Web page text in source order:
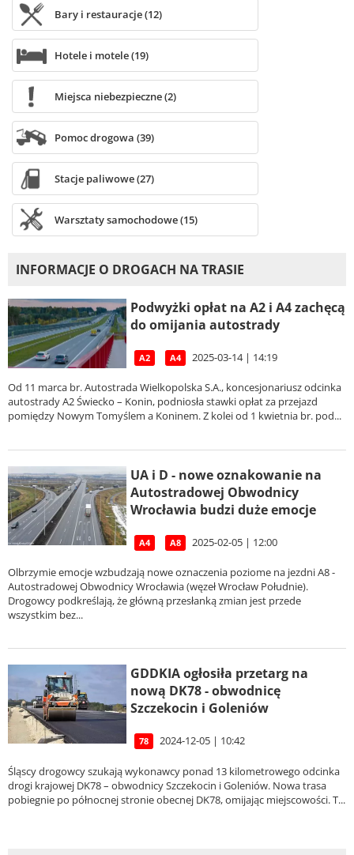
Bary i restauracje (12)
Hotele i motele (19)
Miejsca niebezpieczne (2)
Pomoc drogowa (39)
Stacje paliwowe (27)
Warsztaty samochodowe (15)
INFORMACJE O DROGACH NA TRASIE
Podwyżki opłat na A2 i A4 zachęcą
do omijania autostrady
A2 A4 2025-03-14 | 14:19
Od 11 marca br. Autostrada Wielkopolska S.A., koncesjonariusz odcinka
autostrady A2 Świecko – Konin, podniosła stawki opłat za przejazd
pomiędzy Nowym Tomyślem a Koninem. Z kolei od 1 kwietnia br. pod...
UA i D - nowe oznakowanie na
Autostradowej Obwodnicy
Wrocławia budzi duże emocje
A4 A8 2025-02-05 | 12:00
Olbrzymie emocje wzbudzają nowe oznaczenia poziome na jezdni A8 -
Autostradowej Obwodnicy Wrocławia (węzeł Wrocław Południe).
Drogowcy podkreślają, że główną przesłanką zmian jest przede
wszystkim bez...
GDDKIA ogłosiła przetarg na
nową DK78 - obwodnicę
Szczekocin i Goleniów
78 2024-12-05 | 10:42
Śląscy drogowcy szukają wykonawcy ponad 13 kilometrowego odcinka
drogi krajowej DK78 – obwodnicy Szczekocin i Goleniów. Nowa trasa
pobiegnie po północnej stronie obecnej DK78, omijając miejscowości. T...